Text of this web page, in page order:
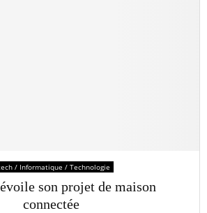
/ Informatique / Technologie
son projet de maison
connectée